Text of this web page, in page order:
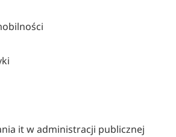
it w administracji publicznej